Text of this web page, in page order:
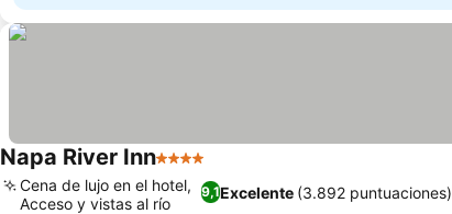
Napa River Inn4 Estrellas
9,1Excelente (3.892 puntuaciones)
Cena de lujo en el hotel,
Acceso y vistas al río